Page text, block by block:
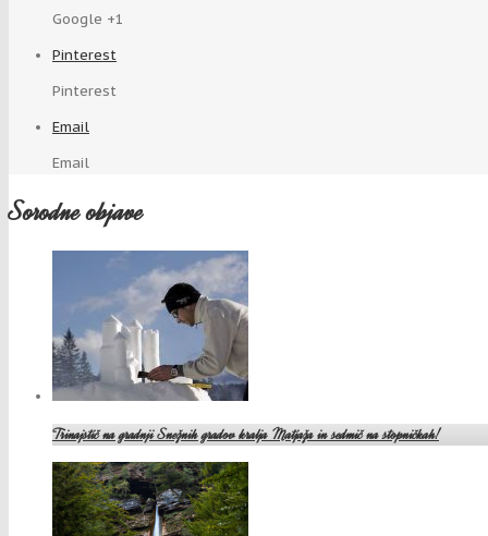
Google +1
Pinterest
Pinterest
Email
Email
Sorodne objave
Trinajstič na gradnji Snežnih gradov kralja Matjaža in sedmič na stopničkah!